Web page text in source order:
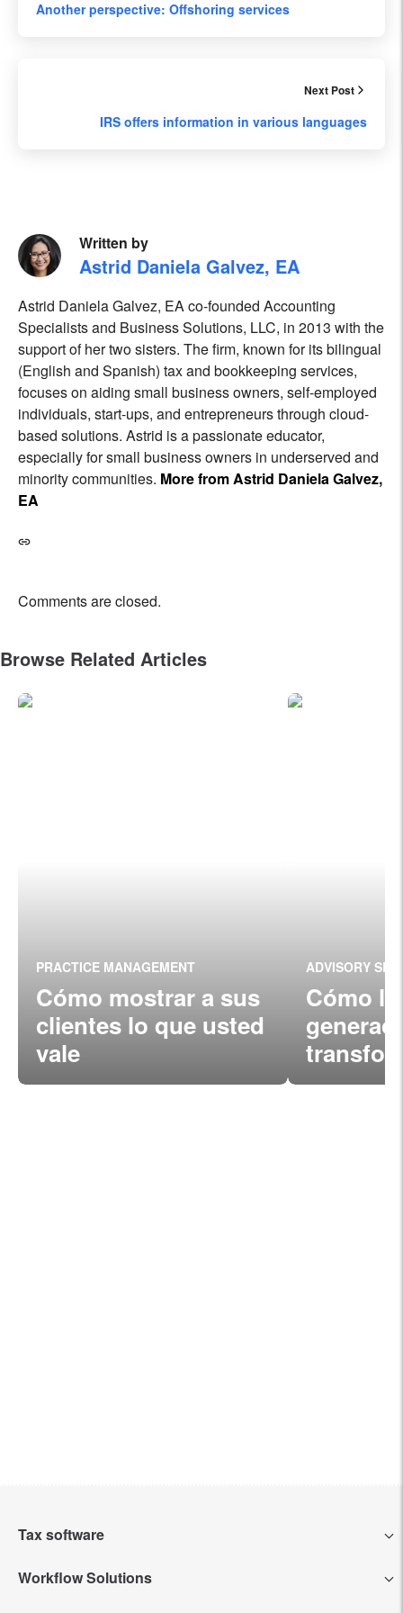
Another perspective: Offshoring services
Next Post
IRS offers information in various languages
Written by
Astrid Daniela Galvez, EA
Astrid Daniela Galvez, EA co-founded Accounting
Specialists and Business Solutions, LLC, in 2013 with the
support of her two sisters. The firm, known for its bilingual
(English and Spanish) tax and bookkeeping services,
focuses on aiding small business owners, self-employed
individuals, start-ups, and entrepreneurs through cloud-
based solutions. Astrid is a passionate educator,
especially for small business owners in underserved and
minority communities. More from Astrid Daniela Galvez,
EA
Comments are closed.
Browse Related Articles
PRACTICE MANAGEMENT
Cómo mostrar a sus
clientes lo que usted
vale
ADVISORY
Cómo
Tax software
Intuit Lacerte Tax
Workflow Solutions